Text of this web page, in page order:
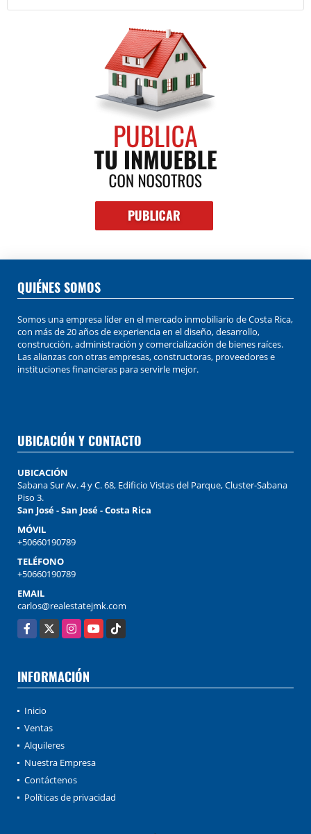
QUIÉNES SOMOS
Somos una empresa líder en el mercado inmobiliario de Costa Rica,
con más de 20 años de experiencia en el diseño, desarrollo,
construcción, administración y comercialización de bienes raíces.
Las alianzas con otras empresas, constructoras, proveedores e
instituciones financieras para servirle mejor.
UBICACIÓN Y CONTACTO
UBICACIÓN
Sabana Sur Av. 4 y C. 68, Edificio Vistas del Parque, Cluster-Sabana
Piso 3.
San José - San José - Costa Rica
MÓVIL
+50660190789
TELÉFONO
+50660190789
EMAIL
carlos@realestatejmk.com
Facebook
X InstagramYouTubeTikTok
INFORMACIÓN
Inicio
Ventas
Alquileres
Nuestra Empresa
Contáctenos
Políticas de privacidad